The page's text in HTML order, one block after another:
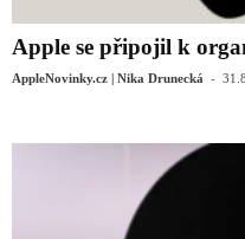
Apple se připojil k
AppleNovinky.cz | Nika Drunecká -